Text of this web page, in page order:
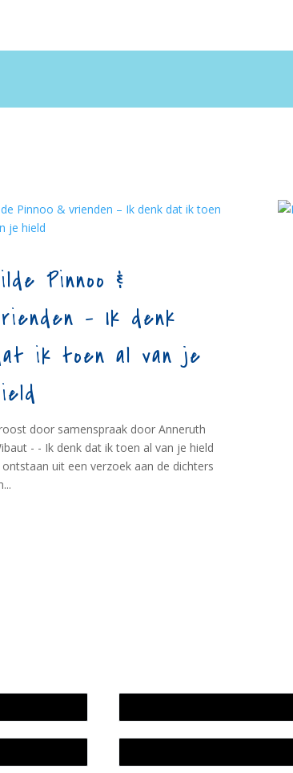
Pinnoo &
– Ik denk
ik toen al van je
door samenspraak door Anneruth
- - Ik denk dat ik toen al van je hield
ontstaan uit een verzoek aan de dichters